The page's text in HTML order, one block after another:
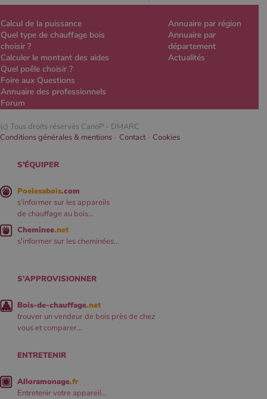
Calcul de la puissance
Quel type de chauffage bois
choisir ?
Calculer le montant des aides
Quel poêle choisir ?
Foire aux Questions
Annuaire des professionnels
Forum
Annuaire par région
Annuaire par
département
Actualités
(c) Tous droits réservés CanoP - DMARC
Conditions générales & mentions - Contact- Cookies
S'ÉQUIPER
Poelesabois.com
s'informer sur les appareils
de chauffage au bois...
Cheminee.net
s'informer sur les cheminées...
S'APPROVISIONNER
Bois-de-chauffage.net
trouver un vendeur de bois près de chez
vous et comparer...
ENTRETENIR
Alloramonage.fr
Entretenir votre appareil...